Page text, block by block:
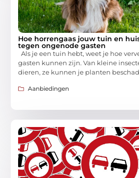
Hoe horrengaas jouw tuin en
tegen ongenode gasten
Als je een tuin hebt, weet je hoe
gasten kunnen zijn. Van kleine
dieren, ze kunnen je planten
Aanbiedingen